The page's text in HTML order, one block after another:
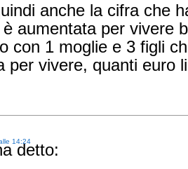
anche la cifra che
aumentata per vivere
con 1 moglie e 3 figli
per vivere, quanti euro
detto:
14:24